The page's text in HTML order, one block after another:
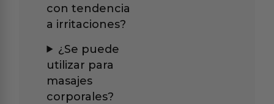
con tendencia
a irritaciones?
¿Se puede
utilizar para
masajes
corporales?